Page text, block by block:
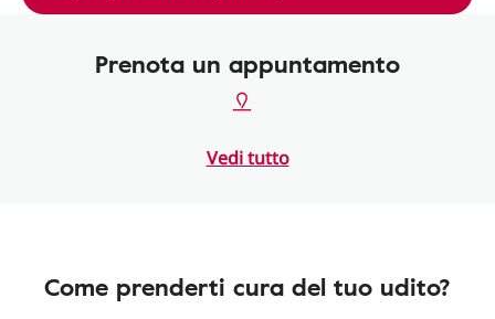
Prenota un appuntamento
Vedi tutto
Come prenderti cura del tuo udito?